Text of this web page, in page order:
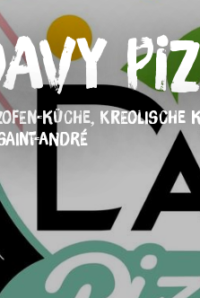
KÜCHE, KREOLISCHE
ANDRÉ